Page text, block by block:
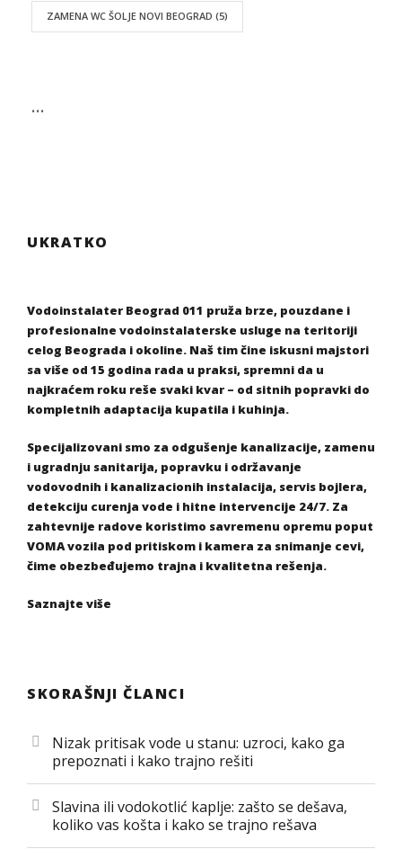
ZAMENA WC ŠOLJE NOVI BEOGRAD (5)
…
UKRATKO
Vodoinstalater Beograd 011 pruža brze, pouzdane i
profesionalne vodoinstalaterske usluge na teritoriji
celog Beograda i okoline. Naš tim čine iskusni majstori
sa više od 15 godina rada u praksi, spremni da u
najkraćem roku reše svaki kvar – od sitnih popravki do
kompletnih adaptacija kupatila i kuhinja.
Specijalizovani smo za odgušenje kanalizacije, zamenu
i ugradnju sanitarija, popravku i održavanje
vodovodnih i kanalizacionih instalacija, servis bojlera,
detekciju curenja vode i hitne intervencije 24/7. Za
zahtevnije radove koristimo savremenu opremu poput
VOMA vozila pod pritiskom i kamera za snimanje cevi,
čime obezbeđujemo trajna i kvalitetna rešenja.
Saznajte više
SKORAŠNJI ČLANCI
Nizak pritisak vode u stanu: uzroci, kako ga
prepoznati i kako trajno rešiti
Slavina ili vodokotlić kaplje: zašto se dešava,
koliko vas košta i kako se trajno rešava